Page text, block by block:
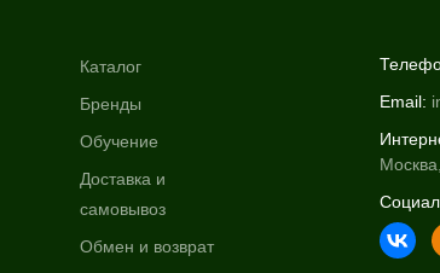
Каталог
Бренды
Обучение
Доставка и
самовывоз
Обмен и возврат
Email: